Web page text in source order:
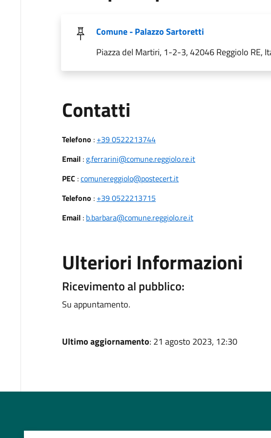
Comune - Palazzo Sartoretti
Piazza del Martiri, 1-2-3, 42046 Reggiolo RE,
Contatti
Telefono : +39 0522213744
Email: g.ferrarini@comune.reggiolo.re.it
PEC :comunereggiolo@postecert.it
Telefono : +39 0522213715
Email: b.barbara@comune.reggiolo.re.it
Ulteriori Informazioni
Ricevimento al pubblico:
Su appuntamento.
Ultimo aggiornamento: 21 agosto 2023, 12:30